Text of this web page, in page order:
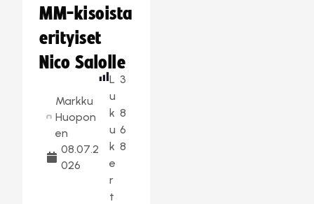
MM-kisoista
erityiset
Nico Salolle
Markku
Huopon
en
08.07.2
026
L
u
k
u
k
e
r
t
3
8
6
8